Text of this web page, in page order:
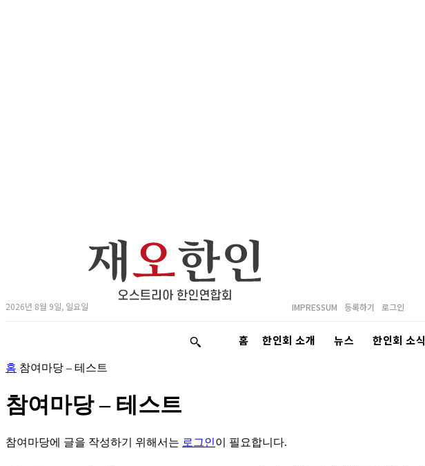
2026년 8월 9일, 일요일 IMPRESSUM 등록하기 로그인
홈 한인회 소개 뉴스 한인회 소식
홈 참여마당 – 테스트
참여마당 – 테스트
참여마당에 글을 작성하기 위해서는 로그인이 필요합니다.